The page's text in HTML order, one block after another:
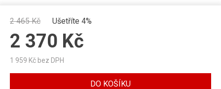
2 465Kč Ušetříte 4%
2 370 Kč
1 959 Kč bez DPH
DO KOŠÍKU